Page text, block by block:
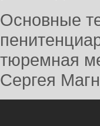
Основные
тюремная
Сергея